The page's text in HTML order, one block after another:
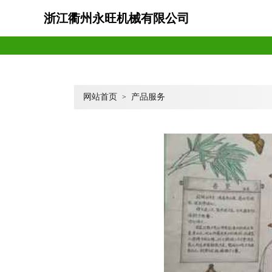
浙江衢州永旺机械有限公司
网站首页 > 产品服务